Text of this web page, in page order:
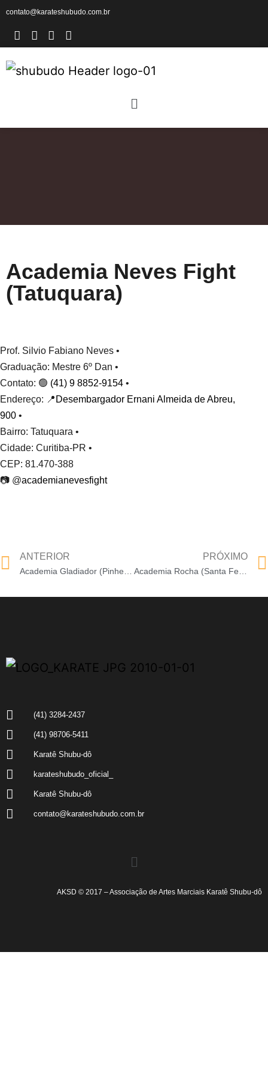
contato@karateshubudo.com.br
Academia Neves Fight
(Tatuquara)
Prof. Silvio Fabiano Neves •
Graduação: Mestre 6º Dan •
Contato: 🟢 (41) 9 8852-9154 •
Endereço: 📍 Desembargador Ernani Almeida de Abreu,
900 •
Bairro: Tatuquara •
Cidade: Curitiba-PR •
CEP: 81.470-388
📷 @academianevesfight
ANTERIOR
Academia Gladiador (Pinheirinho)
PRÓXIMO
Academia Rocha (Santa Felicidade)
(41) 3284-2437
(41) 98706-5411
Karatê Shubu-dô
karateshubudo_oficial_
Karatê Shubu-dô
contato@karateshubudo.com.br
AKSD © 2017 – Associação de Artes Marciais Karatê Shubu-dô